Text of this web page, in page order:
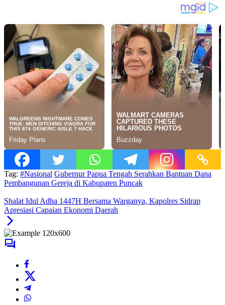
Tag: #Nasional Gubernur Papua Tengah Serahkan Bantuan Dana
Pembangunan Gereja di Kabupaten Puncak
Shalat Idul Adha 1447H Bersama Warganya, Kapolres Sidrap
Apresiasi Capaian Ekonomi Daerah